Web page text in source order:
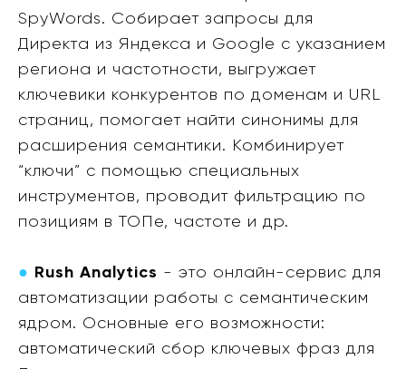
SpyWords. Собирает запросы для
Директа из Яндекса и Google с указанием
региона и частотности, выгружает
ключевики конкурентов по доменам и URL
страниц, помогает найти синонимы для
расширения семантики. Комбинирует
“ключи” с помощью специальных
инструментов, проводит фильтрацию по
позициям в ТОПе, частоте и др.
● Rush Analytics - это онлайн-сервис для
автоматизации работы с семантическим
ядром. Основные его возможности:
автоматический сбор ключевых фраз для